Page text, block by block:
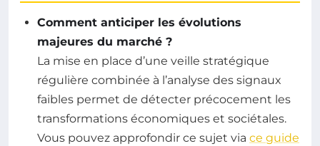
Comment anticiper les évolutions
majeures du marché ?
La mise en place d’une veille stratégique
régulière combinée à l’analyse des signaux
faibles permet de détecter précocement les
transformations économiques et sociétales.
Vous pouvez approfondir ce sujet via ce guide